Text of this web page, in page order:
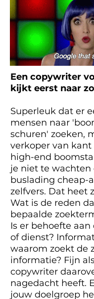
Een copywriter
kijkt eerst naar
Superleuk dat er
mensen naar
schuren' zoeken,
verkoper van kant
high-end
je niet te wachten
buslading cheap-
zelfvers. Dat heet
Wat is de reden
bepaalde
Is er behoefte
of dienst?
waarom zoekt de
informatie? Fijn
copywriter
nagedacht heeft.
jouw doelgroep